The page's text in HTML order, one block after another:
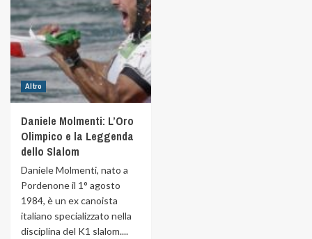
Altro
Daniele Molmenti: L’Oro
Olimpico e la Leggenda
dello Slalom
Daniele Molmenti, nato a
Pordenone il 1° agosto
1984, è un ex canoista
italiano specializzato nella
disciplina del K1 slalom....